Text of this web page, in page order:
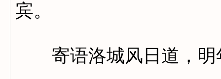
宾。
寄语洛城风日道，明